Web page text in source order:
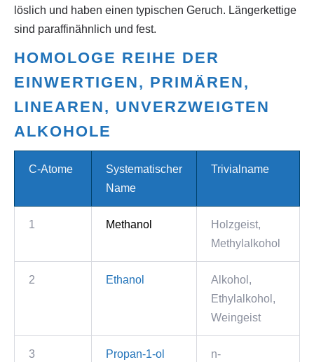
löslich und haben einen typischen Geruch. Längerkettige
sind paraffinähnlich und fest.
HOMOLOGE REIHE DER
EINWERTIGEN, PRIMÄREN,
LINEAREN, UNVERZWEIGTEN
ALKOHOLE
C-Atome
Systematischer
Name
Trivialname
1 Methanol
Holzgeist,
Methylalkohol
2 Ethanol
Alkohol,
Ethylalkohol,
Weingeist
3 Propan-1-ol
n-